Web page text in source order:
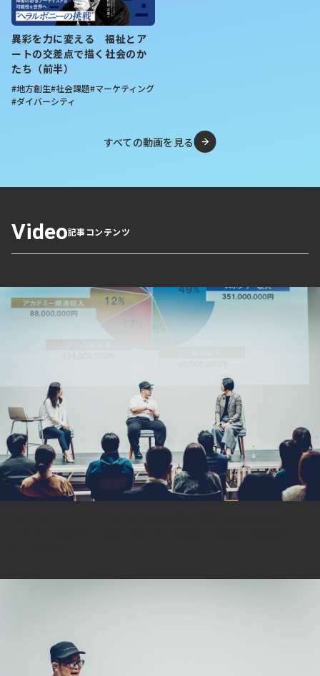
異彩を力に変える 福祉とア
ートの交差点で描く社会のか
たち（前半）
#地方創生#社会課題#マーケティング
#ダイバーシティ
すべての動画を見る
Video記事コンテンツ